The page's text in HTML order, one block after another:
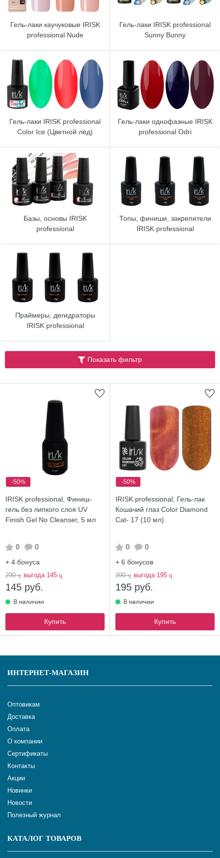
Гель-лаки каучуковые IRISK
professional Nude
Гель-лаки IRISK professional
Sunny Bunny
Гель-лаки IRISK professional
Color Ice (Цветной лёд)
Гель-лаки однофазные IRISK
professional Odri
Базы, основы IRISK
professional
Топы, финиши, закрепители
IRISK professional
Праймеры, дегидраторы
IRISK professional
Показать фильтр
-50%
IRISK professional, Финиш-
гель без липкого слоя UV
Finish Gel No Cleanser, 5 мл
0
0
+ 4 бонуса
290q выгода 145 q
145 руб.
Купить
-50%
IRISK professional, Гель-лак
Кошачий глаз Color Diamond
Cat- 17 (10 мл)
0
0
+ 6 бонусов
390q выгода 195 q
195 руб.
Купить
ИНТЕРНЕТ-МАГАЗИН
Оптовикам
Доставка
Оплата
О компании
Сертификаты
Контакты
Акции
Новинки
Новости
Полезный журнал
КАТАЛОГ ТОВАРОВ